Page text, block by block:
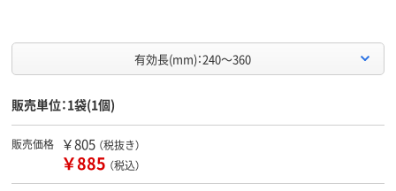
有効長(mm)：240～360
販売単位：1袋(1個)
販売価格 ￥805 （税抜き）
￥885 （税込）